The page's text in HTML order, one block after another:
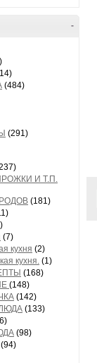
-
(484)
(291)
И Т.П.
(181)
(7)
кухня (2)
кухня. (1)
(168)
(148)
(142)
(133)
(98)
(94)